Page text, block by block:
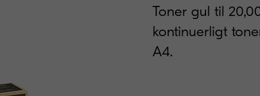
Toner gul til
kontinuerligt
A4.